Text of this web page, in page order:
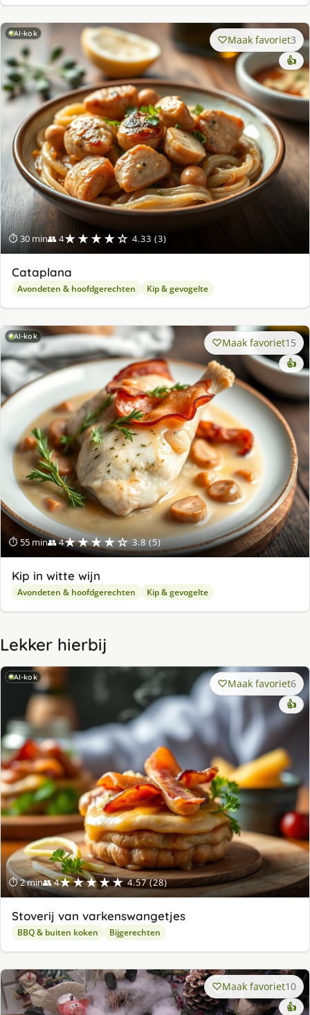
AI-kok
⏱ 30 min👥 4★★★★☆ 4.33 (3)
Maak favoriet3
👍
Cataplana
Avondeten & hoofdgerechten Kip & gevogelte
AI-kok
⏱ 55 min👥 4★★★★☆ 3.8 (5)
Maak favoriet15
👍
Kip in witte wijn
Avondeten & hoofdgerechten Kip & gevogelte
Lekker hierbij
AI-kok
⏱ 2 min👥 4★★★★★ 4.57 (28)
Maak favoriet6
👍
Stoverij van varkenswangetjes
BBQ & buiten koken Bijgerechten
Maak favoriet10
👍